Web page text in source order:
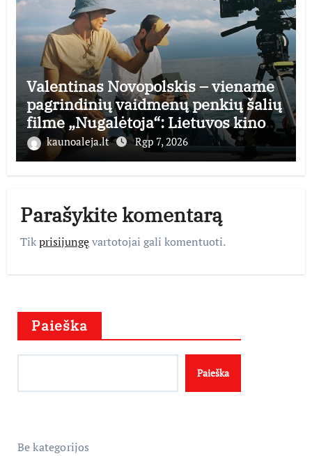
Valentinas Novopolskis – viename
pagrindinių vaidmenų penkių šalių
filme „Nugalėtoja“: Lietuvos kino
teatruose – nuo rugpjūčio 7-osios
kaunoaleja.lt Rgp 7, 2026
Parašykite komentarą
Tikprisijungęvartotojai gali komentuoti.
Paieška
Paieška
Be kategorijos